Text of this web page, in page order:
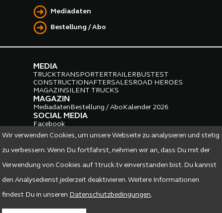
Wir verwenden Cookies, um unsere Webseite zu analysieren und stetig
zu verbessern. Wenn Du fortfahrst, nehmen wir an, dass Du mit der
Verwendung von Cookies auf 1truck.tv einverstanden bist. Du kannst
den Analysedienst jederzeit deaktivieren. Weitere Informationen
findest Du in unseren Datenschutzbedingungen.
Mediadaten
Bestellung / Abo
MEDIA
TRUCKTRANSPORTERTRAILER BUSTEST
CONSTRUCTIONAFTERSALES ROAD HEROES
MAGAZIN SILENT TRUCKS
MAGAZIN
Mediadaten Bestellung / Abo Kalender 2026
SOCIAL MEDIA
Facebook
Instagram LinkedIn
IMPRESSUM